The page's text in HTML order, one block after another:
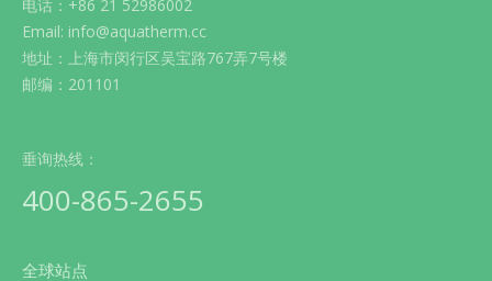
电话：+86 21 52986002
Email: info@aquatherm.cc
地址：上海市闵行区吴宝路767弄7号楼
邮编：201101
垂询热线：
400-865-2655
全球站点